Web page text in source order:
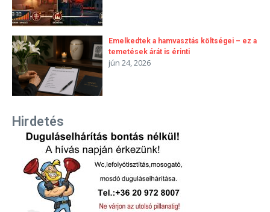
Emelkedtek a hamvasztás költségei – ez a
temetések árát is érinti
jún 24, 2026
Hirdetés